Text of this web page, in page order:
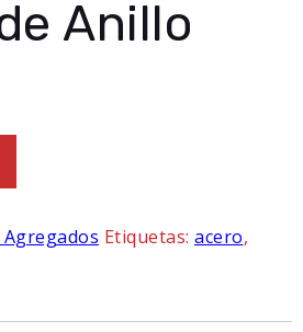
Anillo
Etiquetas: acero,